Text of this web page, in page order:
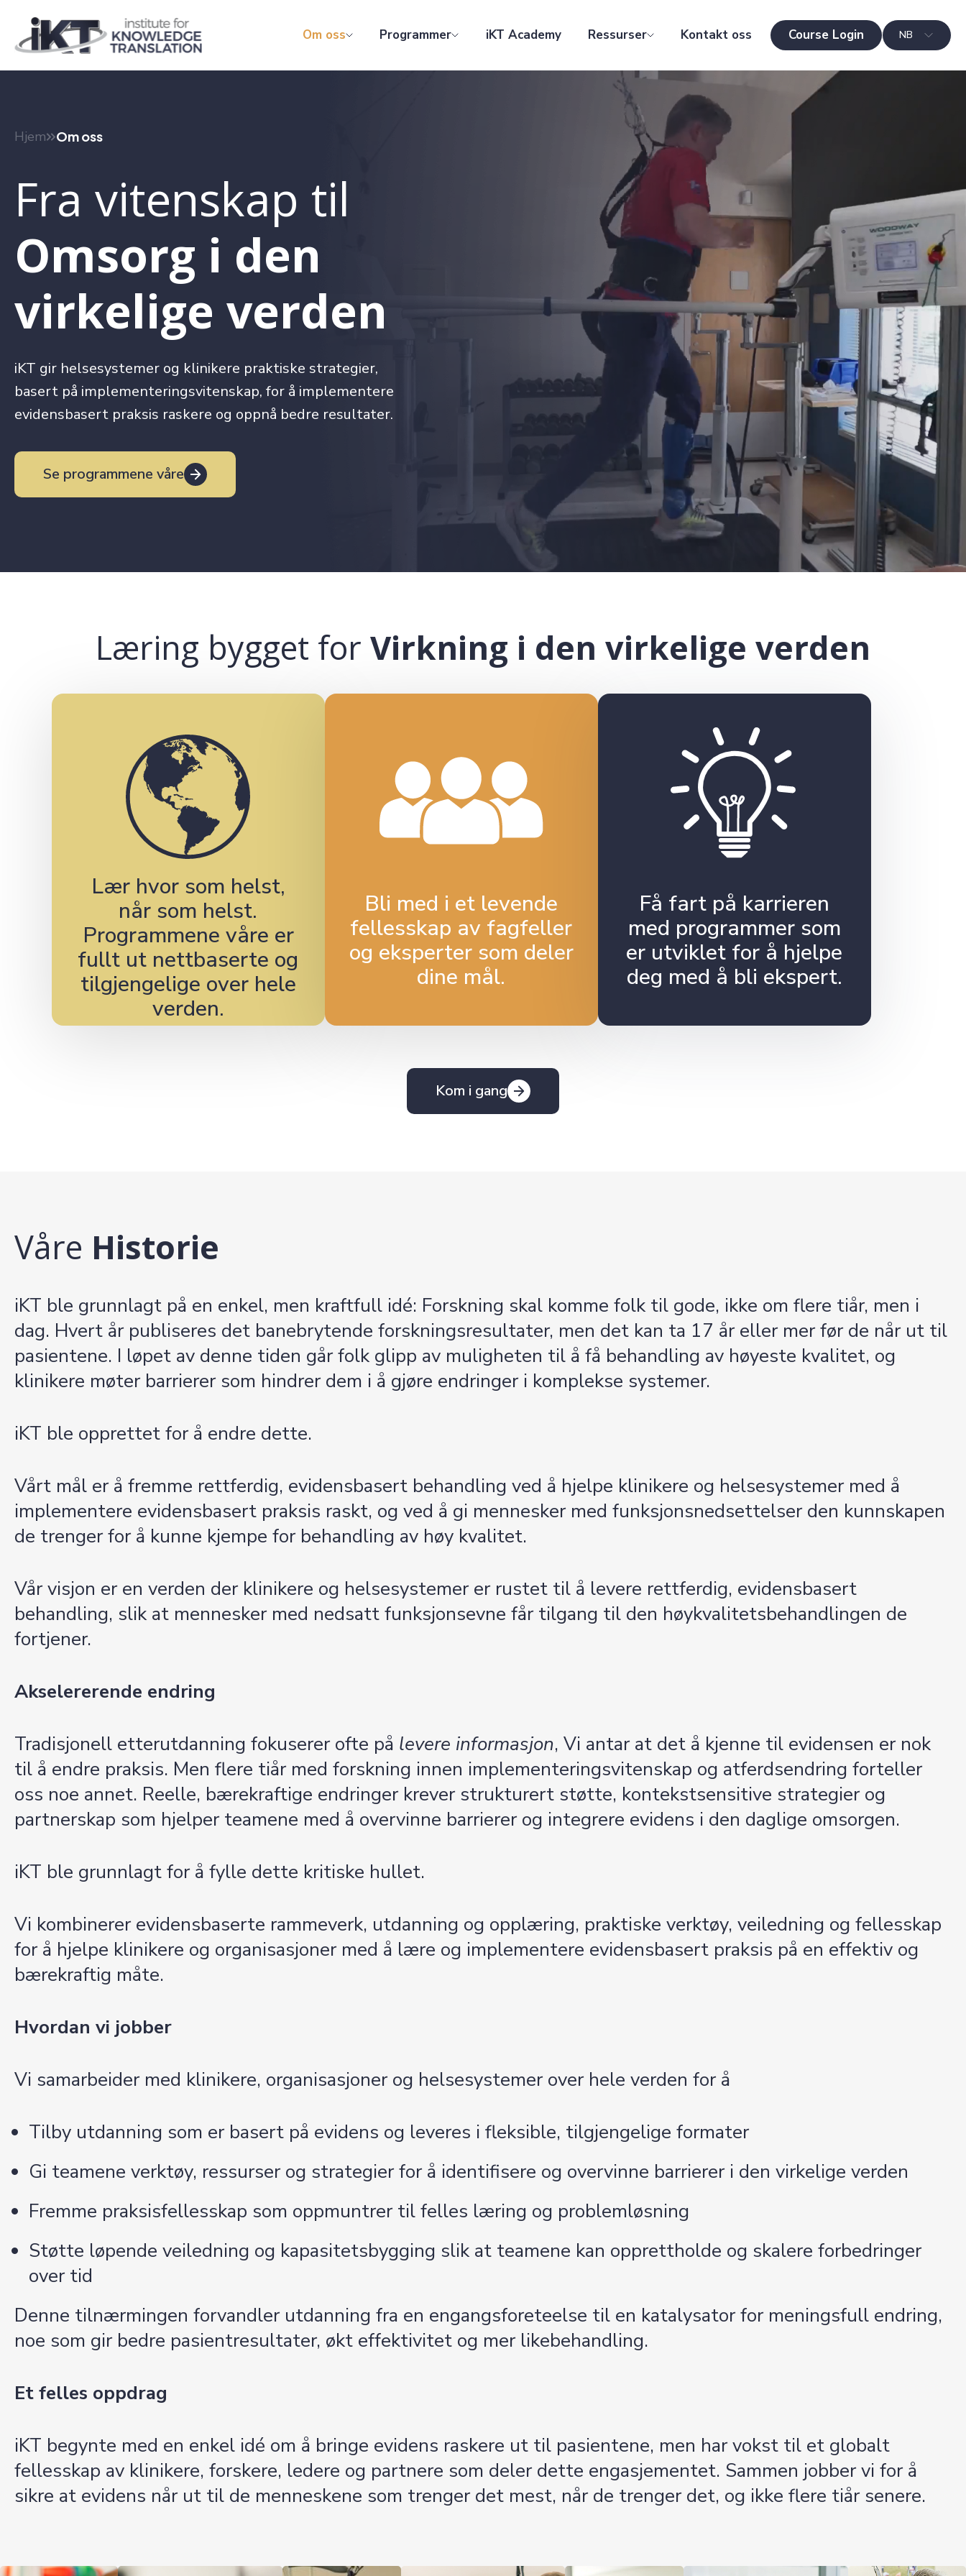
Om oss Programmer iKT Academy Ressurser Kontakt oss Course Login NB
Hjem Om oss
Fra vitenskap til
Omsorg i den
virkelige verden
iKT gir helsesystemer og klinikere praktiske strategier,
basert på implementeringsvitenskap, for å implementere
evidensbasert praksis raskere og oppnå bedre resultater.
Se programmene våre
Læring bygget for Virkning i den virkelige verden
Lær hvor som helst,
når som helst.
Programmene våre er
fullt ut nettbaserte og
tilgjengelige over hele
verden.
Bli med i et levende
fellesskap av fagfeller
og eksperter som deler
dine mål.
Få fart på karrieren
med programmer som
er utviklet for å hjelpe
deg med å bli ekspert.
Kom i gang
Våre Historie
iKT ble grunnlagt på en enkel, men kraftfull idé: Forskning skal komme folk til gode, ikke om flere tiår, men i
dag. Hvert år publiseres det banebrytende forskningsresultater, men det kan ta 17 år eller mer før de når ut til
pasientene. I løpet av denne tiden går folk glipp av muligheten til å få behandling av høyeste kvalitet, og
klinikere møter barrierer som hindrer dem i å gjøre endringer i komplekse systemer.
iKT ble opprettet for å endre dette.
Vårt mål er å fremme rettferdig, evidensbasert behandling ved å hjelpe klinikere og helsesystemer med å
implementere evidensbasert praksis raskt, og ved å gi mennesker med funksjonsnedsettelser den kunnskapen
de trenger for å kunne kjempe for behandling av høy kvalitet.
Vår visjon er en verden der klinikere og helsesystemer er rustet til å levere rettferdig, evidensbasert
behandling, slik at mennesker med nedsatt funksjonsevne får tilgang til den høykvalitetsbehandlingen de
fortjener.
Akselererende endring
Tradisjonell etterutdanning fokuserer ofte på levere informasjon, Vi antar at det å kjenne til evidensen er nok
til å endre praksis. Men flere tiår med forskning innen implementeringsvitenskap og atferdsendring forteller
oss noe annet. Reelle, bærekraftige endringer krever strukturert støtte, kontekstsensitive strategier og
partnerskap som hjelper teamene med å overvinne barrierer og integrere evidens i den daglige omsorgen.
iKT ble grunnlagt for å fylle dette kritiske hullet.
Vi kombinerer evidensbaserte rammeverk, utdanning og opplæring, praktiske verktøy, veiledning og fellesskap
for å hjelpe klinikere og organisasjoner med å lære og implementere evidensbasert praksis på en effektiv og
bærekraftig måte.
Hvordan vi jobber
Vi samarbeider med klinikere, organisasjoner og helsesystemer over hele verden for å
Tilby utdanning som er basert på evidens og leveres i fleksible, tilgjengelige formater
Gi teamene verktøy, ressurser og strategier for å identifisere og overvinne barrierer i den virkelige verden
Fremme praksisfellesskap som oppmuntrer til felles læring og problemløsning
Støtte løpende veiledning og kapasitetsbygging slik at teamene kan opprettholde og skalere forbedringer
over tid
Denne tilnærmingen forvandler utdanning fra en engangsforeteelse til en katalysator for meningsfull endring,
noe som gir bedre pasientresultater, økt effektivitet og mer likebehandling.
Et felles oppdrag
iKT begynte med en enkel idé om å bringe evidens raskere ut til pasientene, men har vokst til et globalt
fellesskap av klinikere, forskere, ledere og partnere som deler dette engasjementet. Sammen jobber vi for å
sikre at evidens når ut til de menneskene som trenger det mest, når de trenger det, og ikke flere tiår senere.